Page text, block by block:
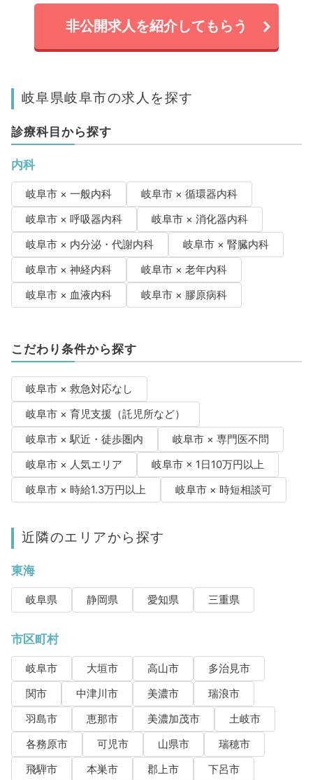
非公開求人を紹介してもらう
岐阜県岐阜市の求人を探す
診療科目から探す
内科
岐阜市 × 一般内科
岐阜市 × 循環器内科
岐阜市 × 呼吸器内科
岐阜市 × 消化器内科
岐阜市 × 内分泌・代謝内科
岐阜市 × 腎臓内科
岐阜市 × 神経内科
岐阜市 × 老年内科
岐阜市 × 血液内科
岐阜市 × 膠原病科
こだわり条件から探す
岐阜市 × 救急対応なし
岐阜市 × 育児支援（託児所など）
岐阜市 × 駅近・徒歩圏内
岐阜市 × 専門医不問
岐阜市 × 人気エリア
岐阜市 × 1日10万円以上
岐阜市 × 時給1.3万円以上
岐阜市 × 時短相談可
近隣のエリアから探す
東海
岐阜県 静岡県 愛知県 三重県
市区町村
岐阜市 大垣市 高山市
多治見市
関市
中津川市 美濃市
瑞浪市
羽島市
恵那市 美濃加茂市
土岐市
各務原市
可児市 山県市
瑞穂市
飛騨市
本巣市 郡上市
下呂市